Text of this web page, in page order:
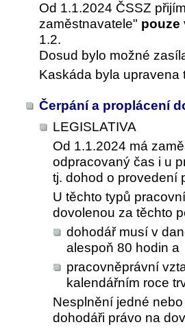
Od 1.1.2024 ČSSZ
zaměstnavatele" pouze
1.2.
Dosud bylo možné
Kaskáda byla upravena
Čerpání a proplácení
LEGISLATIVA
Od 1.1.2024 má
odpracovaný čas i u
tj. dohod o provedení
U těchto typů
dovolenou za těchto
dohodář musí v
alespoň 80 hodin a
pracovněprávní
kalendářním roce
Nesplnění jedné
dohodáři právo na